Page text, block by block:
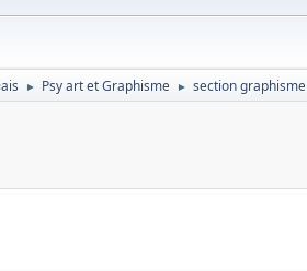
► Psy art et Graphisme ► section graphisme